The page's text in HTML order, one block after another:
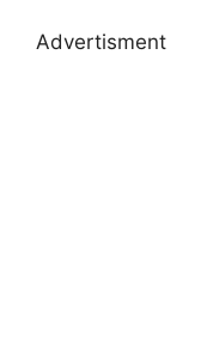
Advertisment